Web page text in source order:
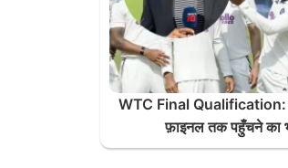
WTC Final Qualification:
फ़ाइनल तक पहुँचने का